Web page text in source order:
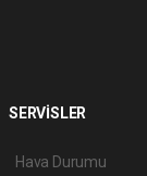
SERVİSLER
Hava Durumu